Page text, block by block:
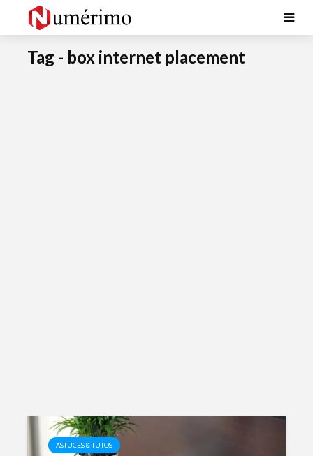
Tag - box internet placement
ASTUCES & TUTOS